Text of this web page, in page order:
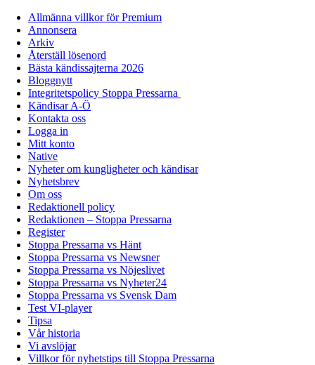
Allmänna villkor för Premium
Annonsera
Arkiv
Återställ lösenord
Bästa kändissajterna 2026
Bloggnytt
Integritetspolicy Stoppa Pressarna
Kändisar A-Ö
Kontakta oss
Logga in
Mitt konto
Native
Nyheter om kungligheter och kändisar
Nyhetsbrev
Om oss
Redaktionell policy
Redaktionen – Stoppa Pressarna
Register
Stoppa Pressarna vs Hänt
Stoppa Pressarna vs Newsner
Stoppa Pressarna vs Nöjeslivet
Stoppa Pressarna vs Nyheter24
Stoppa Pressarna vs Svensk Dam
Test VI-player
Tipsa
Vår historia
Vi avslöjar
Villkor för nyhetstips till Stoppa Pressarna